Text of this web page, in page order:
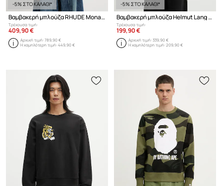
-5% ΣΤΟ ΚΑΛΑΘΙ*
Βαμβακερή μπλούζα RHUDE Monaco
Τρέχουσα τιμή:
409,90 €
Αρχική τιμή:789,90 €
Η χαμηλότερη τιμή:449,90 €
-5% ΣΤΟ ΚΑΛΑΘΙ*
Βαμβακερή μπλούζα Helmut Lang SCRIBBLE.H2.LIGHT.CT
Τρέχουσα τιμή:
199,90 €
Αρχική τιμή:339,90 €
Η χαμηλότερη τιμή:209,90 €